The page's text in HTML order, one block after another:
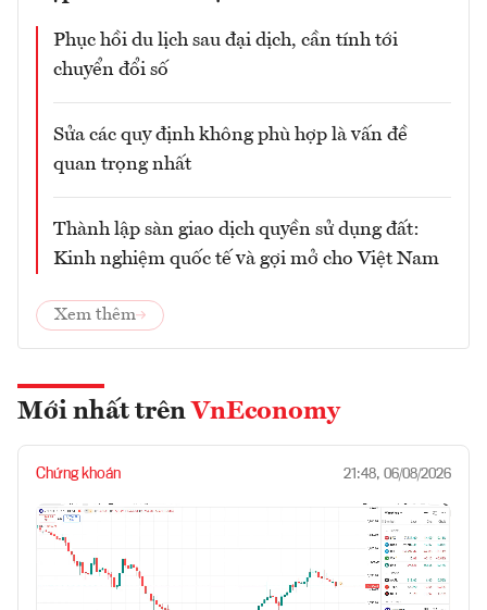
Phục hồi du lịch sau đại dịch, cần tính tới
chuyển đổi số
Sửa các quy định không phù hợp là vấn đề
quan trọng nhất
Thành lập sàn giao dịch quyền sử dụng đất:
Kinh nghiệm quốc tế và gợi mở cho Việt Nam
Xem thêm
Mới nhất trên VnEconomy
Chứng khoán 21:48, 06/08/2026